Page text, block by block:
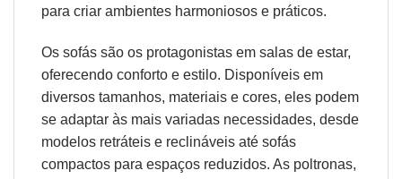
para criar ambientes harmoniosos e práticos.
Os sofás são os protagonistas em salas de estar,
oferecendo conforto e estilo. Disponíveis em
diversos tamanhos, materiais e cores, eles podem
se adaptar às mais variadas necessidades, desde
modelos retráteis e reclináveis até sofás
compactos para espaços reduzidos. As poltronas,